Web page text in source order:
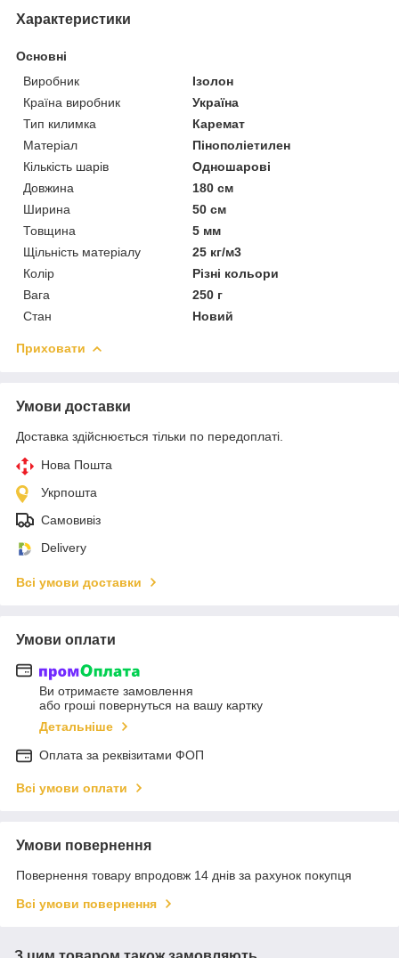
Характеристики
Основні
Виробник
Ізолон
Країна виробник
Україна
Тип килимка
Каремат
Матеріал
Пінополіетилен
Кількість шарів
Одношарові
Довжина
180 см
Ширина
50 см
Товщина
5 мм
Щільність матеріалу
25 кг/м3
Колір
Різні кольори
Вага
250 г
Стан
Новий
Приховати
Умови доставки
Доставка здійснюється тільки по передоплаті.
Нова Пошта
Укрпошта
Самовивіз
Delivery
Всі умови доставки
Умови оплати
Ви отримаєте замовлення
або гроші повернуться на вашу картку
Детальніше
Оплата за реквізитами ФОП
Всі умови оплати
Умови повернення
Повернення товару впродовж 14 днів за рахунок покупця
Всі умови повернення